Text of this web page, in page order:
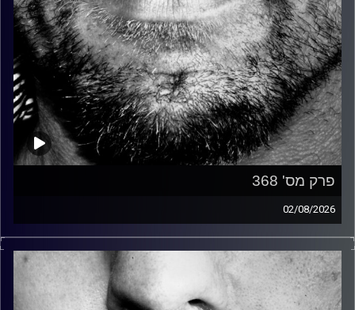
פרק מס' 368
02/08/2026
זיפים, מוזיקה מחוספסת של הופעות חיות. הרבה ג'אם, רוק,
בלוז, bluegrass, ג'אז, Fאנק, פרוגרסיב ואפילו אלקטרוניקה.
כל מה שחי, אמיתי ונושם.
עם שמוליק רגב.